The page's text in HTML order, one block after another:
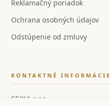
Reklamačný poriadok
Ochrana osobných údajov
Odstúpenie od zmluvy
KONTAKTNÉ INFORMÁCIE
SEJKA s.r.o.